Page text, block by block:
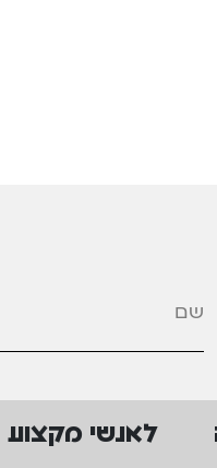
לאנשי מקצוע